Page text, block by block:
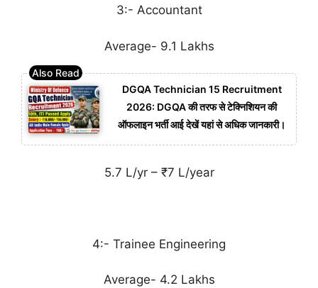
3:- Accountant
Average- 9.1 Lakhs
DGQA Technician 15 Recruitment
2026: DGQA की तरफ से टेक्निशियन की
ऑफलाइन भर्ती आई देखें यहां से अधिक जानकारी।
5.7 L/yr – ₹7 L/year
4:- Trainee Engineering
Average- 4.2 Lakhs